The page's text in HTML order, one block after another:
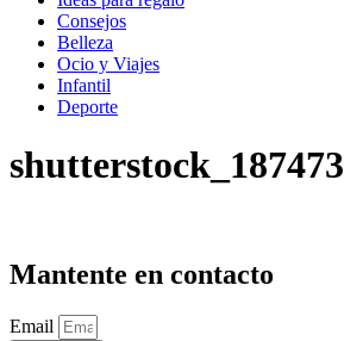
Consejos
Belleza
Ocio y Viajes
Infantil
Deporte
Mantente en contacto
Email